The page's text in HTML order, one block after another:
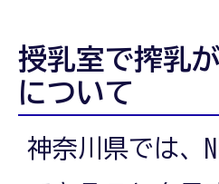
授乳室で搾乳
について
神奈川県では、